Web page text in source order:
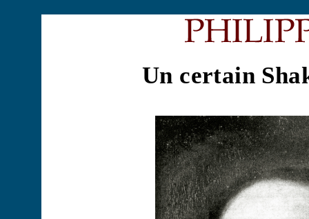
Un certain